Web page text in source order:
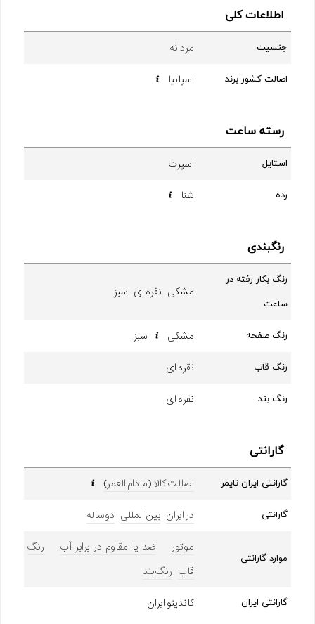
اطلاعات کلی
جنسیت مردانه
اصالت کشور برند اسپانیا
رسته ساعت
استایل اسپرت
رده شنا
رنگبندی
رنگ بکار رفته در
ساعت
مشکی نقره ای سبز
رنگ صفحه مشکی سبز
رنگ قاب نقره ای
رنگ بند نقره ای
گارانتی
گارانتی ایران تایمر اصالت کالا (مادام العمر)
گارانتی در ایران بین المللی دوساله
موارد گارانتی
موتور ضد یا مقاوم در برابر آب
رنگ
قاب رنگ بند
گارانتی ایران کاندینو ایران